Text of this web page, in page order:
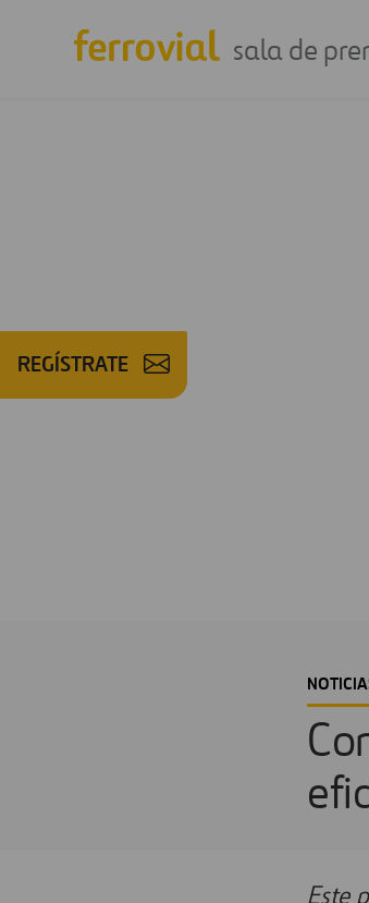
sala de
REGÍSTRATE
Este